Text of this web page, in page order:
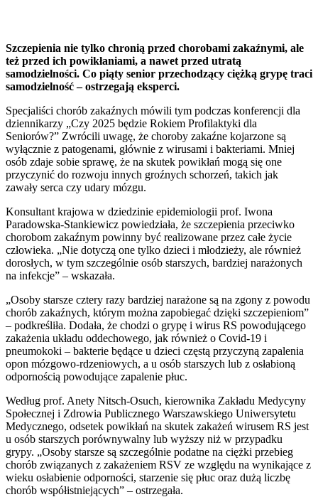
Szczepienia nie tylko chronią przed chorobami zakaźnymi, ale
też przed ich powikłaniami, a nawet przed utratą
samodzielności. Co piąty senior przechodzący ciężką grypę traci
samodzielność – ostrzegają eksperci.
Specjaliści chorób zakaźnych mówili tym podczas konferencji dla
dziennikarzy „Czy 2025 będzie Rokiem Profilaktyki dla
Seniorów?” Zwrócili uwagę, że choroby zakaźne kojarzone są
wyłącznie z patogenami, głównie z wirusami i bakteriami. Mniej
osób zdaje sobie sprawę, że na skutek powikłań mogą się one
przyczynić do rozwoju innych groźnych schorzeń, takich jak
zawały serca czy udary mózgu.
Konsultant krajowa w dziedzinie epidemiologii prof. Iwona
Paradowska-Stankiewicz powiedziała, że szczepienia przeciwko
chorobom zakaźnym powinny być realizowane przez całe życie
człowieka. „Nie dotyczą one tylko dzieci i młodzieży, ale również
dorosłych, w tym szczególnie osób starszych, bardziej narażonych
na infekcje” – wskazała.
„Osoby starsze cztery razy bardziej narażone są na zgony z powodu
chorób zakaźnych, którym można zapobiegać dzięki szczepieniom”
– podkreśliła. Dodała, że chodzi o grypę i wirus RS powodującego
zakażenia układu oddechowego, jak również o Covid-19 i
pneumokoki – bakterie będące u dzieci częstą przyczyną zapalenia
opon mózgowo-rdzeniowych, a u osób starszych lub z osłabioną
odpornością powodujące zapalenie płuc.
Według prof. Anety Nitsch-Osuch, kierownika Zakładu Medycyny
Społecznej i Zdrowia Publicznego Warszawskiego Uniwersytetu
Medycznego, odsetek powikłań na skutek zakażeń wirusem RS jest
u osób starszych porównywalny lub wyższy niż w przypadku
grypy. „Osoby starsze są szczególnie podatne na ciężki przebieg
chorób związanych z zakażeniem RSV ze względu na wynikające z
wieku osłabienie odporności, starzenie się płuc oraz dużą liczbę
chorób współistniejących” – ostrzegała.